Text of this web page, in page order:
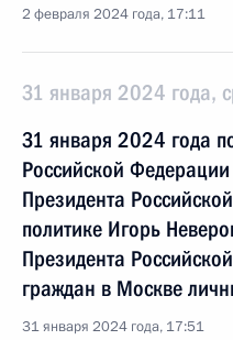
2 февраля 2024 года, 17:11
31 января 2024 года,
31 января 2024 года
Российской
Президента
политике Игорь
Президента
граждан в Москве
31 января 2024 года, 17:51